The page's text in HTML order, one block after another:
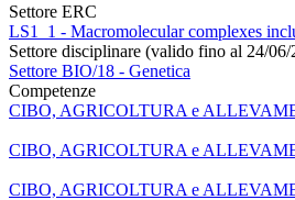
Settore ERC
LS1_1 - Macromolecular complexes
Settore disciplinare (valido fino al 24/06/
Settore BIO/18 - Genetica
Competenze
CIBO, AGRICOLTURA e
CIBO, AGRICOLTURA e
CIBO, AGRICOLTURA e